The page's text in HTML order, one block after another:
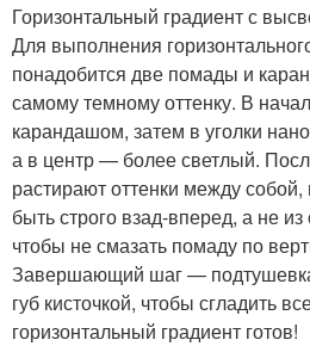
Горизонтальный градиент с
Для выполнения
понадобится две помады и
самому темному оттенку. В
карандашом, затем в уголки
а в центр — более светлый.
растирают оттенки между
быть строго взад-вперед, а не
чтобы не смазать помаду по
Завершающий шаг —
губ кисточкой, чтобы сгладить
горизонтальный градиент готов!